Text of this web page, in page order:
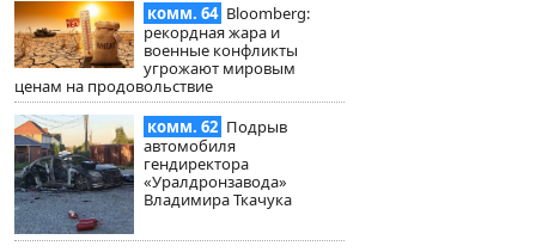
комм. 64 Bloomberg:
рекордная жара и
военные конфликты
угрожают мировым
ценам на продовольствие
комм. 62 Подрыв
автомобиля
гендиректора
«Уралдронзавода»
Владимира Ткачука